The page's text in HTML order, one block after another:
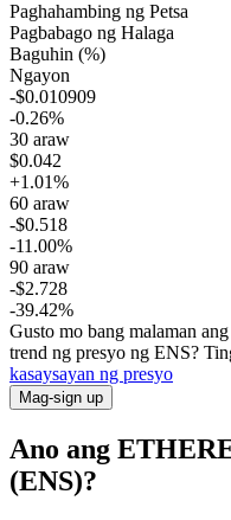
Paghahambing ng Petsa
Pagbabago ng Halaga
Baguhin (%)
Ngayon
-$0.010909
-0.26%
30 araw
$0.042
+1.01%
60 araw
-$0.518
-11.00%
90 araw
-$2.728
-39.42%
Gusto mo bang malaman
trend ng presyo ng ENS?
kasaysayan ng presyo
Mag-sign up
Ano ang
(ENS)?